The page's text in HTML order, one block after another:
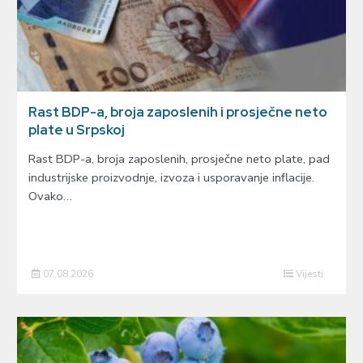
Rast BDP-a, broja zaposlenih i prosječne neto
plate u Srpskoj
Rast BDP-a, broja zaposlenih, prosječne neto plate, pad
industrijske proizvodnje, izvoza i usporavanje inflacije.
Ovako…
07.08.2026 Vijesti